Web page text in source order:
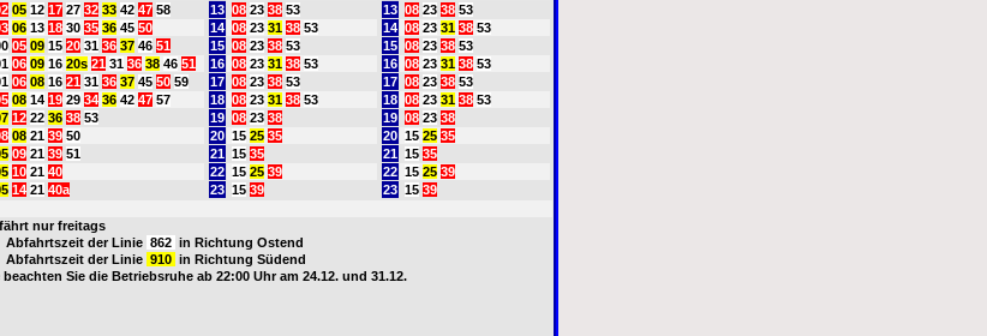
05 12 17 27 32 33 42 47 58
06 13 18 30 35 36 45 50
05 09 15 20 31 36 37 46 51
06 09 16 20s 21 31 36 38 46 51
06 08 16 21 31 36 37 45 50 59
08 14 19 29 34 36 42 47 57
12 22 36 38 53
08 21 39 50
09 21 39 51
10 21 40
14 21 40a
13 08 23 38 53
14 08 23 31 38 53
15 08 23 38 53
16 08 23 31 38 53
17 08 23 38 53
18 08 23 31 38 53
19 08 23 38
20 15 25 35
21 15 35
22 15 25 39
23 15 39
13 08 23 38 53
14 08 23 31 38 53
15 08 23 38 53
16 08 23 31 38 53
17 08 23 38 53
18 08 23 31 38 53
19 08 23 38
20 15 25 35
21 15 35
22 15 25 39
23 15 39
nur freitags
der Linie 862 in Richtung Ostend
der Linie 910 in Richtung Südend
Sie die Betriebsruhe ab 22:00 Uhr am 24.12. und 31.12.